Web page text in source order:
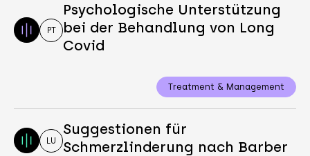
PT
Psychologische Unterstützung
bei der Behandlung von Long
Covid
Treatment & Management
LU
Suggestionen für
Schmerzlinderung nach Barber